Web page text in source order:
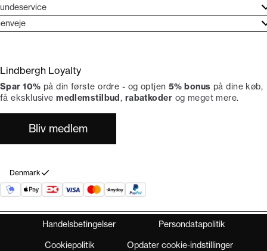
dit køb
Lindbergh Ambassadør
Lindbergh Loyalty
Spar 10% på din første ordre - og optjen 5% bonus på dine køb,
få eksklusivemedlemstilbud, rabatkoder og meget mere.
Bliv medlem
Denmark
Handelsbetingelser
Persondatapolitik
Cookiepolitik
Opdater cookie-indstillinger